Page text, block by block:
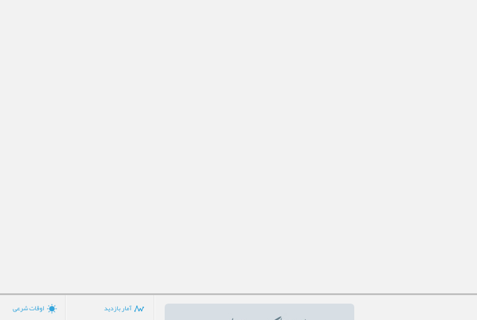
آمار بازدید اوقات شرعی